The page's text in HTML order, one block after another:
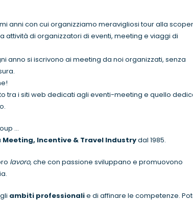
anni con cui organizziamo meravigliosi tour alla
attività di organizzatori di eventi, meeting e viaggi di
anno si iscrivono ai meeting da noi organizzati, senza
tra i siti web dedicati agli eventi-meeting e quello
…
Meeting, Incentive & Travel Industrydal 1985.
lavoro, che con passione sviluppano e promuovono
ambiti professionalie di affinare le competenze.